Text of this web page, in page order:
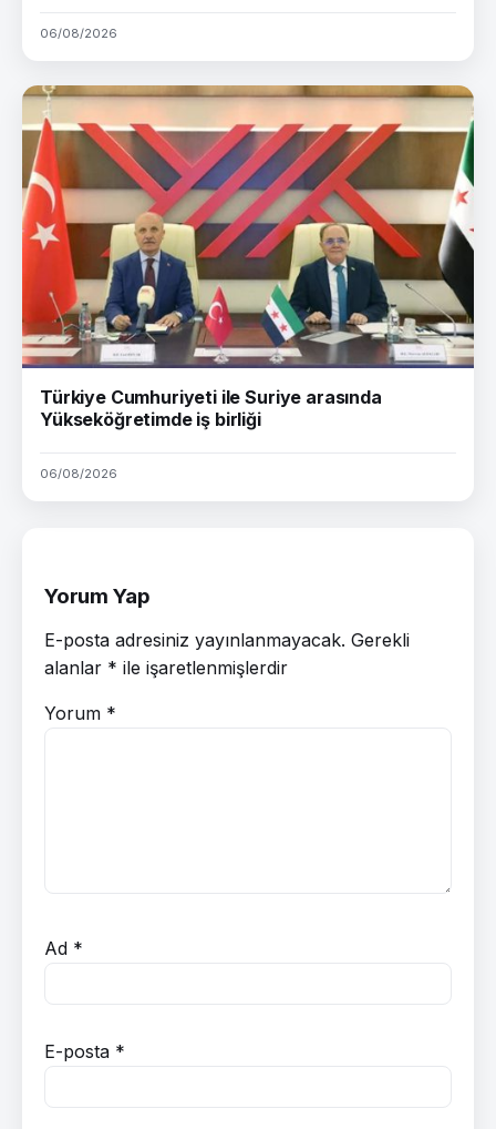
06/08/2026
Türkiye Cumhuriyeti ile Suriye arasında
Yükseköğretimde iş birliği
06/08/2026
Yorum Yap
E-posta adresiniz yayınlanmayacak. Gerekli
alanlar * ile işaretlenmişlerdir
Yorum *
Ad *
E-posta *